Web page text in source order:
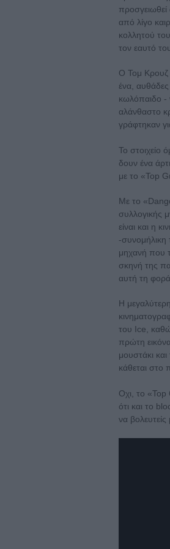
από λίγο
κολλητού
τον εαυτό
Ο Τομ Κρουζ
ένα, αυθάδες
κωλόπαιδο -
αλάνθαστο
γράφτηκαν
Το στοιχείο
δουν ένα
με το «Top
Με το
συλλογικής
είναι και η
-συνομήλικη
μηχανή που
σκηνή της
αυτή τη
Η
του Ice,
πρώτη
μουστάκι
κάθεται στο
Οχι, το «Top
ότι και το
να